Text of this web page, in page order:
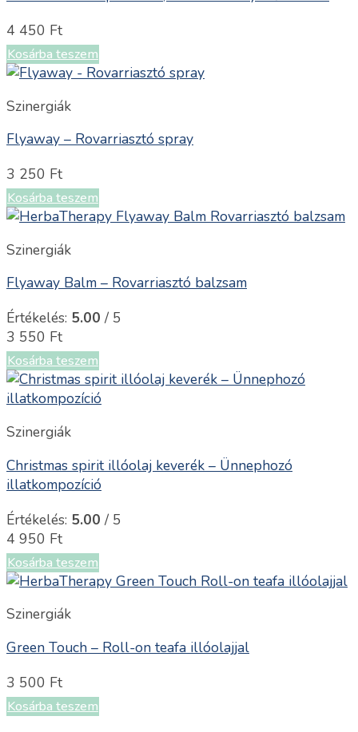
4 450 Ft
Kosárba teszem
Szinergiák
Flyaway – Rovarriasztó spray
3 250 Ft
Kosárba teszem
Szinergiák
Flyaway Balm – Rovarriasztó balzsam
Értékelés: 5.00 / 5
3 550 Ft
Kosárba teszem
Szinergiák
Christmas spirit illóolaj keverék – Ünnephozó
illatkompozíció
Értékelés: 5.00 / 5
4 950 Ft
Kosárba teszem
Szinergiák
Green Touch – Roll-on teafa illóolajjal
3 500 Ft
Kosárba teszem